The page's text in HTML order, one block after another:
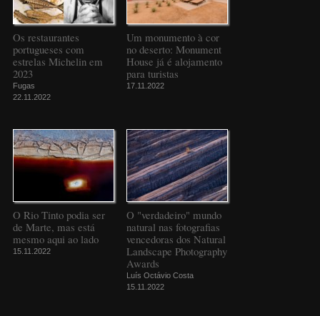
Os restaurantes
portugueses com
estrelas Michelin em
2023
Fugas
22.11.2022
Um monumento à cor
no deserto: Monument
House já é alojamento
para turistas
17.11.2022
O Rio Tinto podia ser
de Marte, mas está
mesmo aqui ao lado
15.11.2022
O "verdadeiro" mundo
natural nas fotografias
vencedoras dos Natural
Landscape Photography
Awards
Luís Octávio Costa
15.11.2022